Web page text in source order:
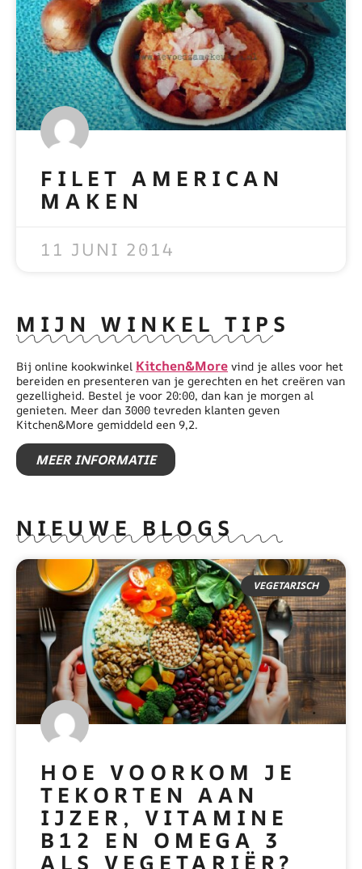
FILET AMERICAN
MAKEN
11 JUNI 2014
MIJN WINKEL TIPS
Bij online kookwinkel Kitchen&More vind je alles voor het
bereiden en presenteren van je gerechten en het creëren van
gezelligheid. Bestel je voor 20:00, dan kan je morgen al
genieten. Meer dan 3000 tevreden klanten geven
Kitchen&More gemiddeld een 9,2.
MEER INFORMATIE
NIEUWE BLOGS
VEGETARISCH
HOE VOORKOM JE
TEKORTEN AAN
IJZER, VITAMINE
B12 EN OMEGA 3
ALS VEGETARIËR?